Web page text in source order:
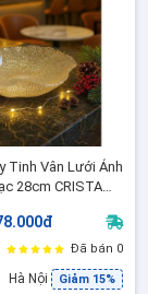
Tinh Vân Lưới Ánh
28cm CRISTA
Tiệc
Đã bán 0
Hà Nội Giảm 15%